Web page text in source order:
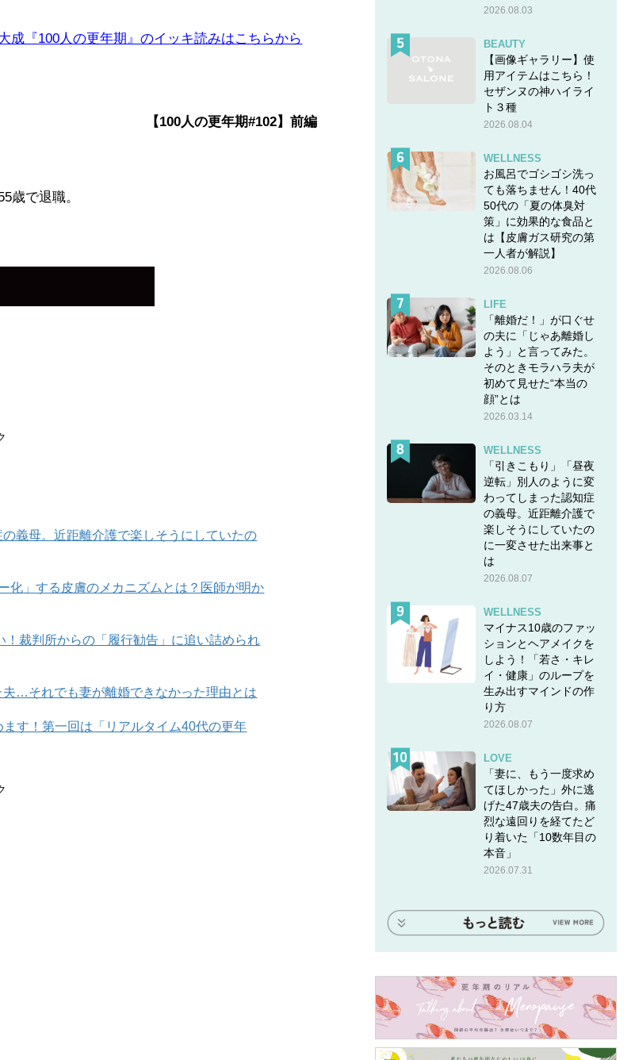
『100人の更年期』のイッキ読みはこちらから
【100人の更年期#102】前編
歳で退職。
義母。近距離介護で楽しそうにしていたの
化」する皮膚のメカニズムとは？医師が明か
裁判所からの「履行勧告」に追い詰められ
…それでも妻が離婚できなかった理由とは
す！第一回は「リアルタイム40代の更年
2026.08.03
BEAUTY
【画像ギャラリー】使
用アイテムはこちら！
セザンヌの神ハイライ
ト３種
2026.08.04
WELLNESS
お風呂でゴシゴシ洗っ
ても落ちません！40代
50代の「夏の体臭対
策」に効果的な食品と
は【皮膚ガス研究の第
一人者が解説】
2026.08.06
LIFE
「離婚だ！」が口ぐせ
の夫に「じゃあ離婚し
よう」と言ってみた。
そのときモラハラ夫が
初めて見せた“本当の
顔”とは
2026.03.14
WELLNESS
「引きこもり」「昼夜
逆転」別人のように変
わってしまった認知症
の義母。近距離介護で
楽しそうにしていたの
に一変させた出来事と
は
2026.08.07
WELLNESS
マイナス10歳のファッ
ションとヘアメイクを
しよう！「若さ・キレ
イ・健康」のループを
生み出すマインドの作
り方
2026.08.07
LOVE
「妻に、もう一度求め
てほしかった」外に逃
げた47歳夫の告白。痛
烈な遠回りを経てたど
り着いた「10数年目の
本音」
2026.07.31